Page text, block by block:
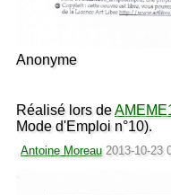
Anonyme
Réalisé lors de
Mode d'Emploi n°10).
Antoine Moreau 2013-10-23